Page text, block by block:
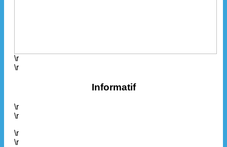
\r
\r
Informatif
\r
\r
\r
\r